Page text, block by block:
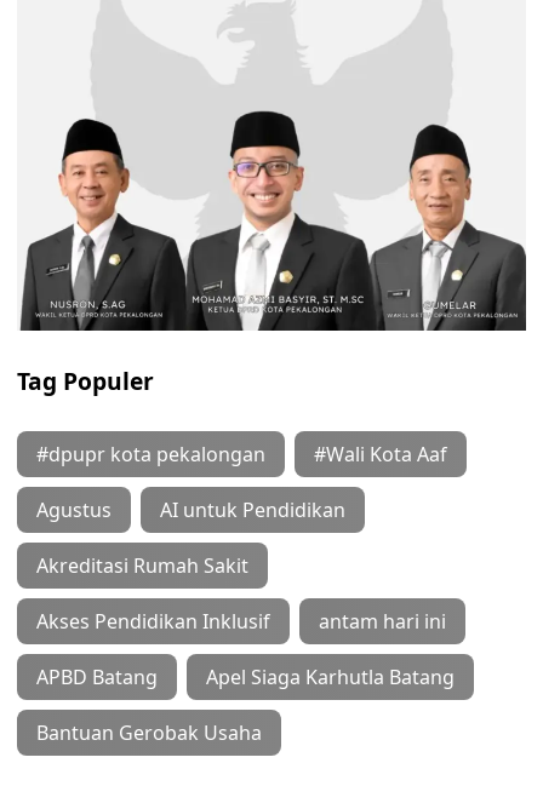
Tag Populer
#dpupr kota pekalongan #Wali Kota Aaf
Agustus AI untuk Pendidikan
Akreditasi Rumah Sakit
Akses Pendidikan Inklusif antam hari ini
APBD Batang Apel Siaga Karhutla Batang
Bantuan Gerobak Usaha